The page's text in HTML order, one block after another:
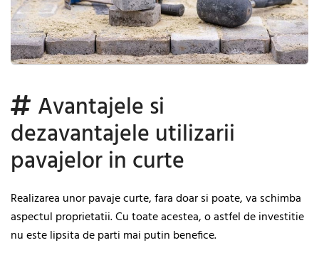
Avantajele si
dezavantajele utilizarii
pavajelor in curte
Realizarea unor pavaje curte, fara doar si poate, va schimba
aspectul proprietatii. Cu toate acestea, o astfel de investitie
nu este lipsita de parti mai putin benefice.